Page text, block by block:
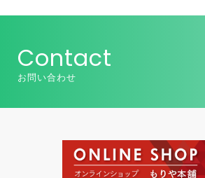
Contact
お問い合わせ